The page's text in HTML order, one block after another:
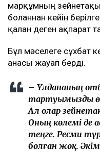
марқұмның
болғаннан кейін
қалған деген ақпарат
Бұл мәселеге сұхбат
анасы жауап берді.
– Ұлдананың
тартуымызды
Ал олар
Оның көлемі де
теңге. Ресми
болған жоқ.